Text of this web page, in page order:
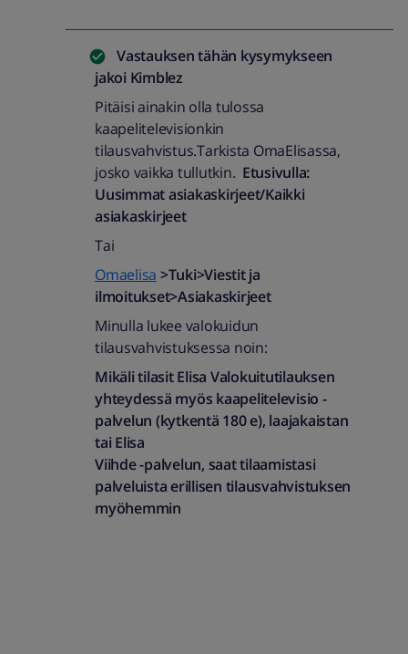
Vastauksen tähän kysymykseen
jakoi Kimblez
Pitäisi ainakin olla tulossa
kaapelitelevisionkin
tilausvahvistus.Tarkista OmaElisassa,
josko vaikka tullutkin. Etusivulla:
Uusimmat asiakaskirjeet/Kaikki
asiakaskirjeet
Tai
Omaelisa >Tuki>Viestit ja
ilmoitukset>Asiakaskirjeet
Minulla lukee valokuidun
tilausvahvistuksessa noin:
Mikäli tilasit Elisa Valokuitutilauksen
yhteydessä myös kaapelitelevisio -
palvelun (kytkentä 180 e), laajakaistan
tai Elisa
Viihde -palvelun, saat tilaamistasi
palveluista erillisen tilausvahvistuksen
myöhemmin